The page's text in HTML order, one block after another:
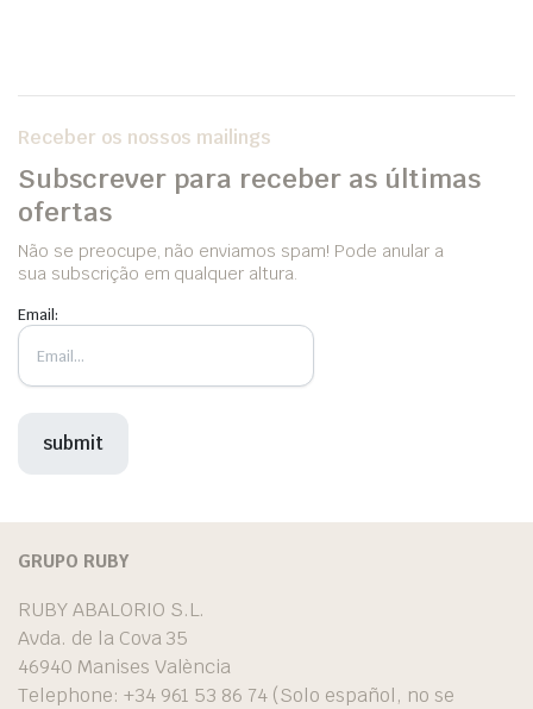
Receber os nossos mailings
Subscrever para receber as últimas
ofertas
Não se preocupe, não enviamos spam! Pode anular a
sua subscrição em qualquer altura.
Email:
GRUPO RUBY
RUBY ABALORIO S.L.
Avda. de la Cova 35
46940 Manises València
Telephone: +34 961 53 86 74 (Solo español, no se